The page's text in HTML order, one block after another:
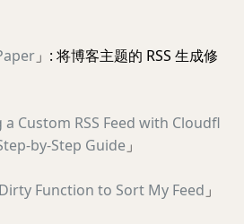
」: 将博客主题的 RSS 生成修
Custom RSS Feed with Cloudfl
by-Step Guide」
Function to Sort My Feed」